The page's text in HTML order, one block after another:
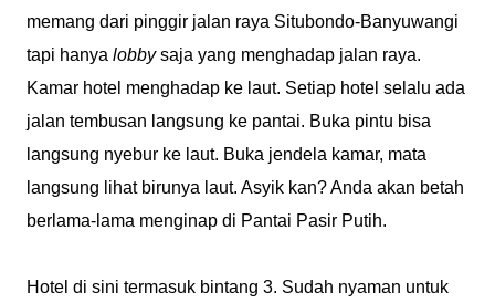
memang dari pinggir jalan raya Situbondo-Banyuwangi
tapi hanya lobbysaja yang menghadap jalan raya.
Kamar hotel menghadap ke laut. Setiap hotel selalu ada
jalan tembusan langsung ke pantai. Buka pintu bisa
langsung nyebur ke laut. Buka jendela kamar, mata
langsung lihat birunya laut. Asyik kan? Anda akan betah
berlama-lama menginap di Pantai Pasir Putih.
Hotel di sini termasuk bintang 3. Sudah nyaman untuk